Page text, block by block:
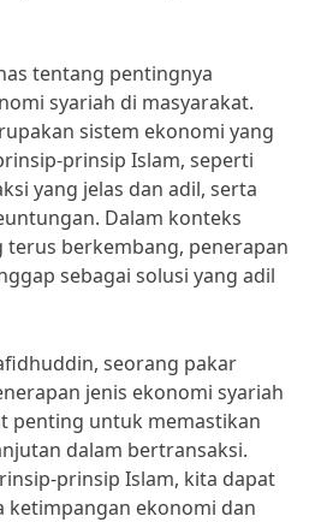
tentang pentingnya
syariah di masyarakat.
sistem ekonomi yang
prinsip Islam, seperti
yang jelas dan adil, serta
Dalam konteks
terus berkembang, penerapan
sebagai solusi yang adil
seorang pakar
jenis ekonomi syariah
penting untuk memastikan
dalam bertransaksi.
prinsip Islam, kita dapat
ketimpangan ekonomi dan